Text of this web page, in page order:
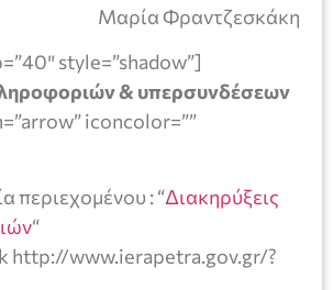
Μαρία Φραντζεσκάκη
style=”shadow”]
& υπερσυνδέσεων
iconcolor=””
περιεχομένου : “Διακηρύξεις
“
http://www.ierapetra.gov.gr/?